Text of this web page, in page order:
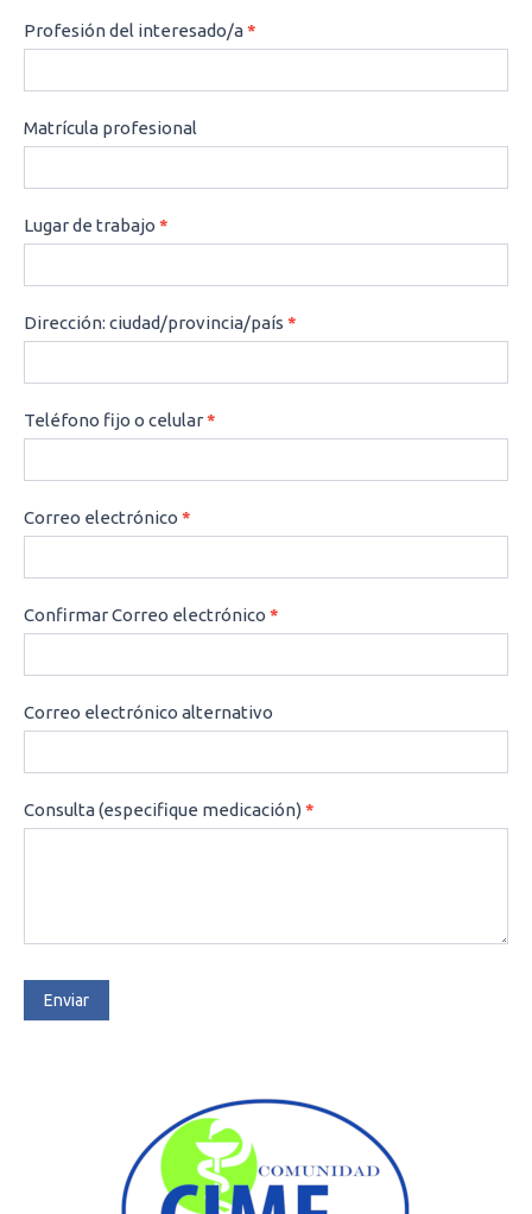
Profesión del interesado/a*
Matrícula profesional
Lugar de trabajo *
Dirección: ciudad/provincia/país *
Teléfono fijo o celular*
Correo electrónico *
Confirmar Correo electrónico *
Correo electrónico alternativo
Consulta (especifique medicación)*
Enviar